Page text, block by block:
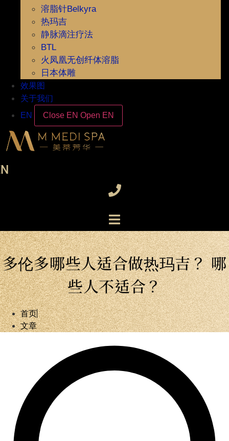
溶脂针Belkyra
热玛吉
静脉滴注疗法
BTL
火凤凰无创纤体溶脂
日本体雕
效果图
关于我们
EN
Close EN Open EN
多伦多哪些人适合做热玛吉？ 哪
些人不适合？
首页
文章